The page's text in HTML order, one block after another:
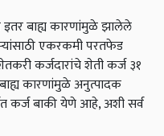
इतर बाह्य कारणांमुळे झालेले
एकरकमी परतफेड
कर्जदारांचे शेती कर्ज ३१
कारणांमुळे अनुत्पादक
कर्ज बाकी येणे आहे, अशी सर्व